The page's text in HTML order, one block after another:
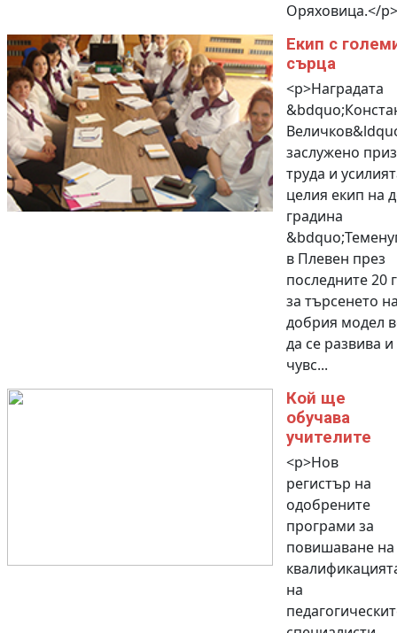
Оряховица.</p>
Екип с
сърца
<p>Наградата
заслужено
труда и
целия екип на
градина
в Плевен през
последните 20
за търсенето
добрия модел
да се развива и
чувс...
Кой ще
обучава
учителите
<p>Нов
регистър на
одобрените
програми за
повишаване на
на